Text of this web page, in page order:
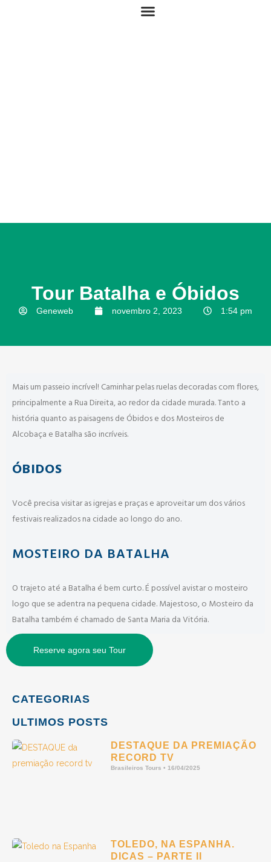
Tour Batalha e Óbidos
Geneweb novembro 2, 2023 1:54 pm
CATEGORIAS
ULTIMOS POSTS
DESTAQUE DA PREMIAÇÃO
RECORD TV
Brasileiros Tours 16/04/2025
TOLEDO, NA ESPANHA.
DICAS – PARTE II
Mais um passeio incrível! Caminhar pelas ruelas decoradas com flores,
principalmente a Rua Direita, ao redor da cidade murada. Tanto a
história quanto as paisagens de Óbidos e dos Mosteiros de
Alcobaça e Batalha são incríveis.
ÓBIDOS
Você precisa visitar as igrejas e praças e aproveitar um dos vários
festivais realizados na cidade ao longo do ano.
MOSTEIRO DA BATALHA
O trajeto até a Batalha é bem curto. É possível avistar o mosteiro
logo que se adentra na pequena cidade. Majestoso, o Mosteiro da
Batalha também é chamado de Santa Maria da Vitória.
Reserve agora seu Tour